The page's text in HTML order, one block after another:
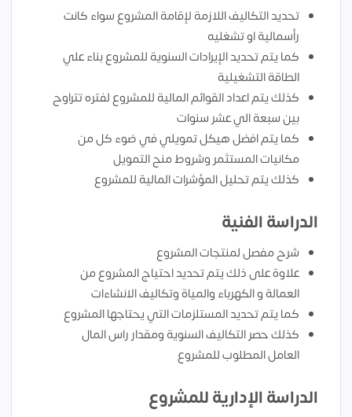
تحديد التكاليف اللازمة لإقامة المشروع سواء كانت
رأسمالية او تشغليه
كما يتم تحديد الإيرادات السنوية للمشروع بناء علي
الطاقة التشغيلية
كذلك يتم اعداد القوائم المالية للمشروع لفتره تتراوح
بين سبعة الي عشر سنوات
كما يتم افضل هيكل تمويلي في ضوء كل من
مكانيات المستثمر وشروط منح التمويل
كذلك يتم تحليل المؤشرات المالية للمشروع
الدراسة الفنية
شرح مفصل لمنتجات المشروع
علاوة على ذلك يتم تحديد احتياج المشروع من
العمالة و الكهرباء والمياة وتكاليف الانشاءات
كما يتم تحديد المستلزمات التي يحتاجها المشروع
كذلك حصر التكاليف السنوية ومقدار راس المال
العامل المطلوب للمشروع
الدراسة الإدارية للمشروع